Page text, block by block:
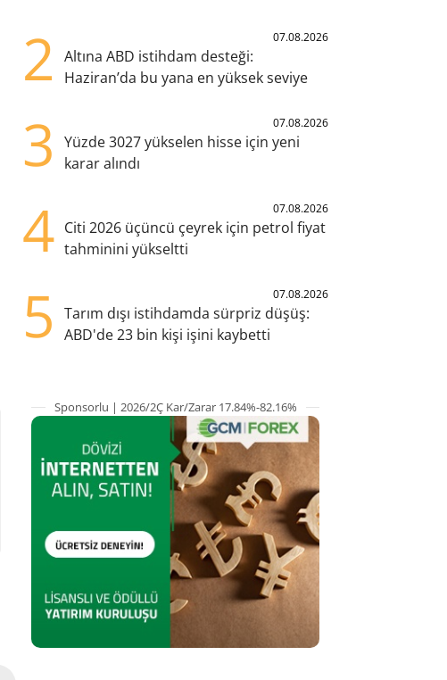
2 07.08.2026
Altına ABD istihdam desteği:
Haziran’da bu yana en yüksek seviye
3 07.08.2026
Yüzde 3027 yükselen hisse için yeni
karar alındı
4 07.08.2026
Citi 2026 üçüncü çeyrek için petrol fiyat
tahminini yükseltti
5 07.08.2026
Tarım dışı istihdamda sürpriz düşüş:
ABD'de 23 bin kişi işini kaybetti
Sponsorlu | 2026/2Ç Kar/Zarar 17.84%-82.16%